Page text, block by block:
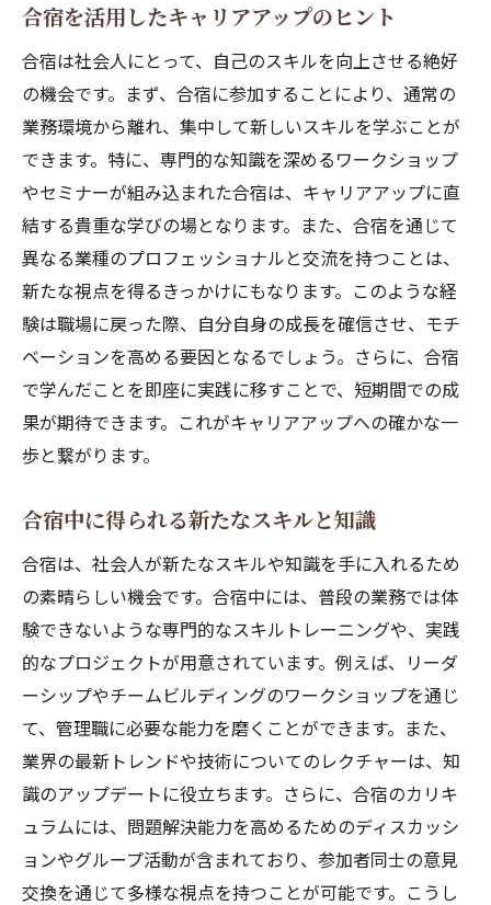
合宿を活用したキャリアアップのヒント
合宿は社会人にとって、自己のスキルを向上させる絶好
の機会です。まず、合宿に参加することにより、通常の
業務環境から離れ、集中して新しいスキルを学ぶことが
できます。特に、専門的な知識を深めるワークショップ
やセミナーが組み込まれた合宿は、キャリアアップに直
結する貴重な学びの場となります。また、合宿を通じて
異なる業種のプロフェッショナルと交流を持つことは、
新たな視点を得るきっかけにもなります。このような経
験は職場に戻った際、自分自身の成長を確信させ、モチ
ベーションを高める要因となるでしょう。さらに、合宿
で学んだことを即座に実践に移すことで、短期間での成
果が期待できます。これがキャリアアップへの確かな一
歩と繋がります。
合宿中に得られる新たなスキルと知識
合宿は、社会人が新たなスキルや知識を手に入れるため
の素晴らしい機会です。合宿中には、普段の業務では体
験できないような専門的なスキルトレーニングや、実践
的なプロジェクトが用意されています。例えば、リーダ
ーシップやチームビルディングのワークショップを通じ
て、管理職に必要な能力を磨くことができます。また、
業界の最新トレンドや技術についてのレクチャーは、知
識のアップデートに役立ちます。さらに、合宿のカリキ
ュラムには、問題解決能力を高めるためのディスカッシ
ョンやグループ活動が含まれており、参加者同士の意見
交換を通じて多様な視点を持つことが可能です。こうし